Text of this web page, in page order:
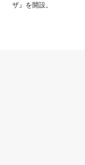
ザ』を開設。